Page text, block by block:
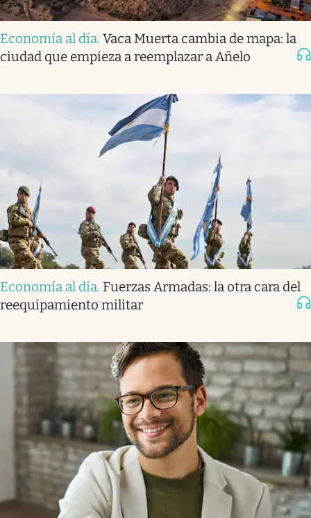
Economía al día. Vaca Muerta cambia de mapa: la
ciudad que empieza a reemplazar a Añelo
Economía al día. Fuerzas Armadas: la otra cara del
reequipamiento militar